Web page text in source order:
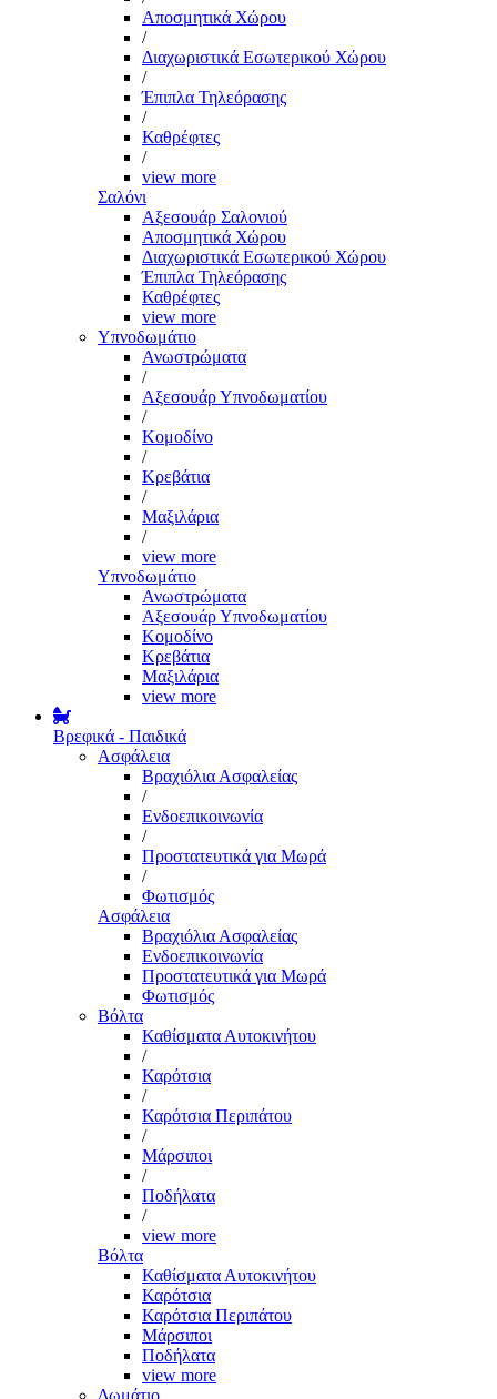
Αποσμητικά Χώρου
/
Διαχωριστικά Εσωτερικού Χώρου
/
Έπιπλα Τηλεόρασης
/
Καθρέφτες
/
view more
Σαλόνι
Αξεσουάρ Σαλονιού
Αποσμητικά Χώρου
Διαχωριστικά Εσωτερικού Χώρου
Έπιπλα Τηλεόρασης
Καθρέφτες
view more
Υπνοδωμάτιο
Ανωστρώματα
/
Αξεσουάρ Υπνοδωματίου
/
Κομοδίνο
/
Κρεβάτια
/
Μαξιλάρια
/
view more
Υπνοδωμάτιο
Ανωστρώματα
Αξεσουάρ Υπνοδωματίου
Κομοδίνο
Κρεβάτια
Μαξιλάρια
view more
Βρεφικά - Παιδικά
Ασφάλεια
Βραχιόλια Ασφαλείας
/
Ενδοεπικοινωνία
/
Προστατευτικά για Μωρά
/
Φωτισμός
Ασφάλεια
Βραχιόλια Ασφαλείας
Ενδοεπικοινωνία
Προστατευτικά για Μωρά
Φωτισμός
Βόλτα
Καθίσματα Αυτοκινήτου
/
Καρότσια
/
Καρότσια Περιπάτου
/
Μάρσιποι
/
Ποδήλατα
/
view more
Βόλτα
Καθίσματα Αυτοκινήτου
Καρότσια
Καρότσια Περιπάτου
Μάρσιποι
Ποδήλατα
view more
Δωμάτιο